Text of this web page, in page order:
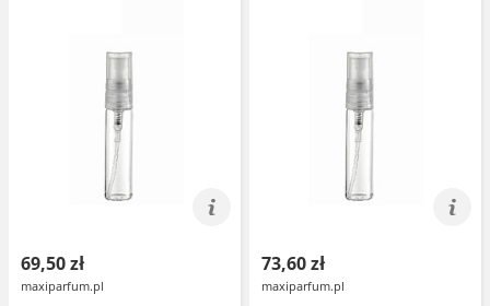
69,50 zł
maxiparfum.pl
73,60 zł
maxiparfum.pl